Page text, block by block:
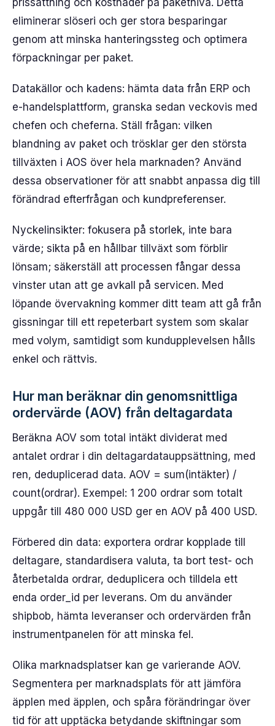
prissättning och kostnader på paketnivå. Detta
eliminerar slöseri och ger stora besparingar
genom att minska hanteringssteg och optimera
förpackningar per paket.
Datakällor och kadens: hämta data från ERP och
e-handelsplattform, granska sedan veckovis med
chefen och cheferna. Ställ frågan: vilken
blandning av paket och trösklar ger den största
tillväxten i AOS över hela marknaden? Använd
dessa observationer för att snabbt anpassa dig till
förändrad efterfrågan och kundpreferenser.
Nyckelinsikter: fokusera på storlek, inte bara
värde; sikta på en hållbar tillväxt som förblir
lönsam; säkerställ att processen fångar dessa
vinster utan att ge avkall på servicen. Med
löpande övervakning kommer ditt team att gå från
gissningar till ett repeterbart system som skalar
med volym, samtidigt som kundupplevelsen hålls
enkel och rättvis.
Hur man beräknar din genomsnittliga
ordervärde (AOV) från deltagardata
Beräkna AOV som total intäkt dividerat med
antalet ordrar i din deltagardatauppsättning, med
ren, deduplicerad data. AOV = sum(intäkter) /
count(ordrar). Exempel: 1 200 ordrar som totalt
uppgår till 480 000 USD ger en AOV på 400 USD.
Förbered din data: exportera ordrar kopplade till
deltagare, standardisera valuta, ta bort test- och
återbetalda ordrar, deduplicera och tilldela ett
enda order_id per leverans. Om du använder
shipbob, hämta leveranser och ordervärden från
instrumentpanelen för att minska fel.
Olika marknadsplatser kan ge varierande AOV.
Segmentera per marknadsplats för att jämföra
äpplen med äpplen, och spåra förändringar över
tid för att upptäcka betydande skiftningar som